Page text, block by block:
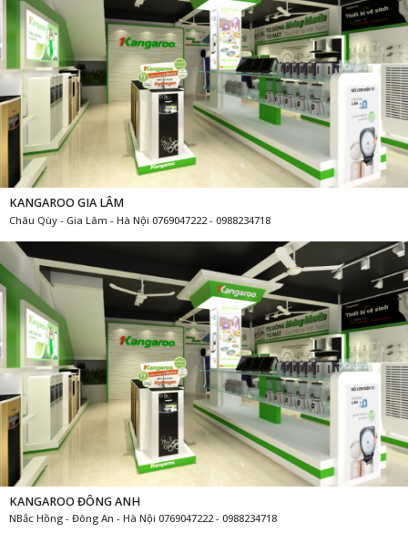
KANGAROO GIA LÂM
Châu Qùy - Gia Lâm - Hà Nội 0769047222 - 0988234718
KANGAROO ĐÔNG ANH
NBắc Hồng - Đông An - Hà Nội 0769047222 - 0988234718